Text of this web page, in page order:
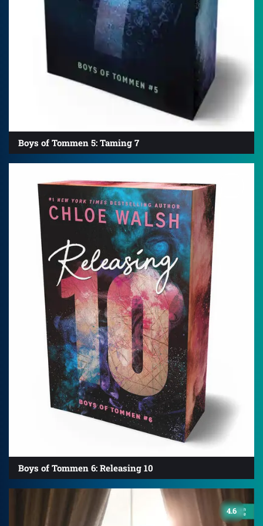
Boys of Tommen 5: Taming 7
Boys of Tommen 6: Releasing 10
4.6